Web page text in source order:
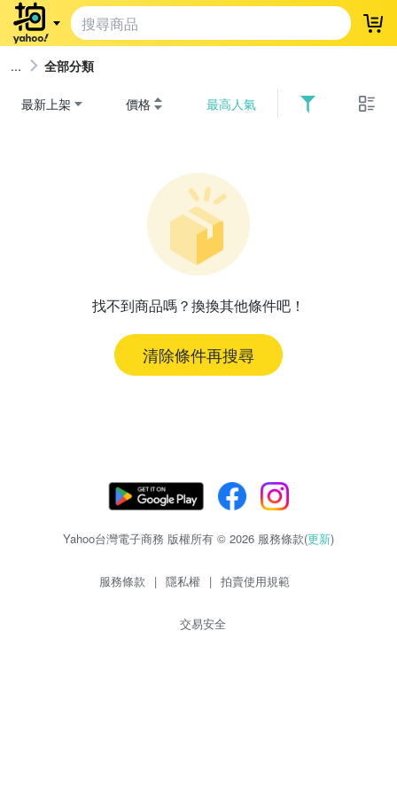
登
全部分類
最新上架 價格 最高人氣
找不到商品嗎？換換其他條件吧！
清除條件再搜尋
Yahoo台灣電子商務 版權所有 © 2026 服務條款(更新)
服務條款 | 隱私權 | 拍賣使用規範
交易安全